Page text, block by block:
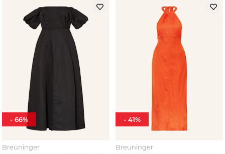
Breuninger
- 66%
Breuninger
- 41%